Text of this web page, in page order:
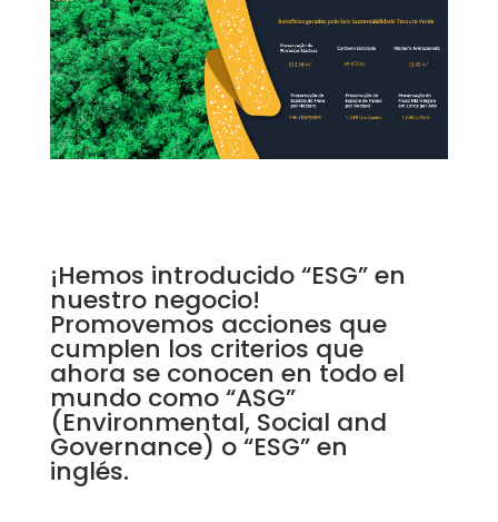
¡Hemos introducido “ESG” en
nuestro negocio!
Promovemos acciones que
cumplen los criterios que
ahora se conocen en todo el
mundo como “ASG”
(Environmental, Social and
Governance) o “ESG” en
inglés.